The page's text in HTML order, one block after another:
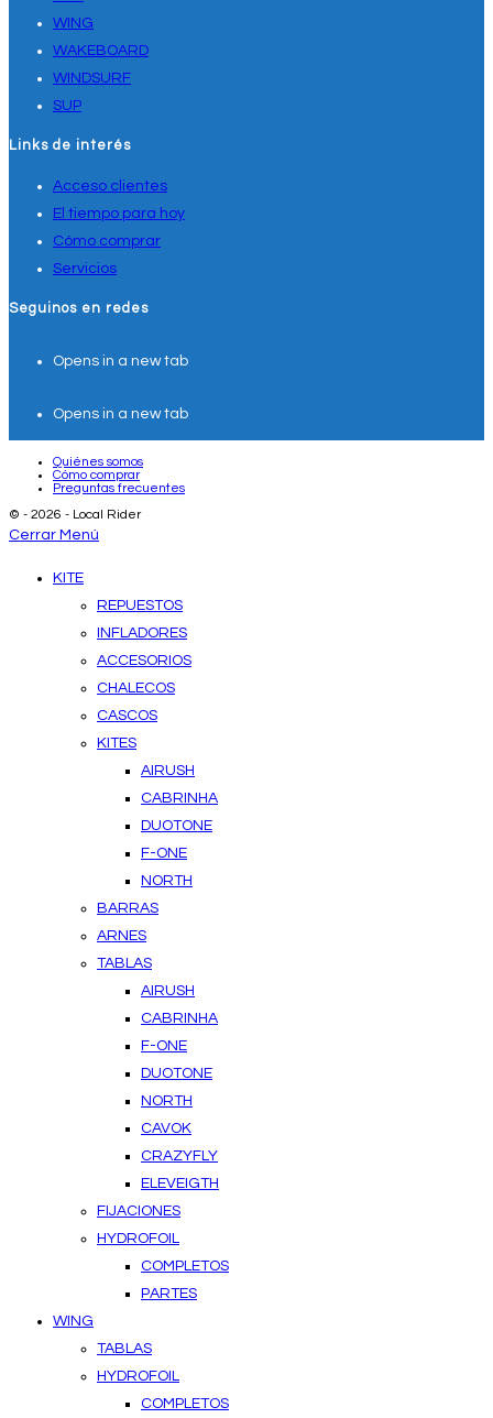
WING
WAKEBOARD
WINDSURF
SUP
Links de interés
Acceso clientes
El tiempo para hoy
Cómo comprar
Servicios
Seguinos en redes
Opens in a new tab
Opens in a new tab
Quiénes somos
Cómo comprar
Preguntas frecuentes
© - 2026 - Local Rider
Cerrar Menú
KITE
REPUESTOS
INFLADORES
ACCESORIOS
CHALECOS
CASCOS
KITES
AIRUSH
CABRINHA
DUOTONE
F-ONE
NORTH
BARRAS
ARNES
TABLAS
AIRUSH
CABRINHA
F-ONE
DUOTONE
NORTH
CAVOK
CRAZYFLY
ELEVEIGTH
FIJACIONES
HYDROFOIL
COMPLETOS
PARTES
WING
TABLAS
HYDROFOIL
COMPLETOS